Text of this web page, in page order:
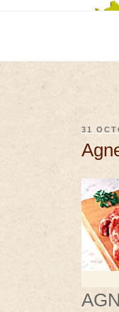
31